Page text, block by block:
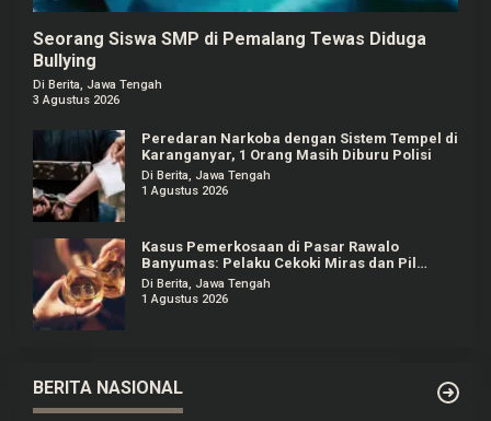
Seorang Siswa SMP di Pemalang Tewas Diduga
Bullying
Di Berita, Jawa Tengah
3 Agustus 2026
Peredaran Narkoba dengan Sistem Tempel di
Karanganyar, 1 Orang Masih Diburu Polisi
Di Berita, Jawa Tengah
1 Agustus 2026
Kasus Pemerkosaan di Pasar Rawalo
Banyumas: Pelaku Cekoki Miras dan Pil
Koplo
Di Berita, Jawa Tengah
1 Agustus 2026
BERITA NASIONAL